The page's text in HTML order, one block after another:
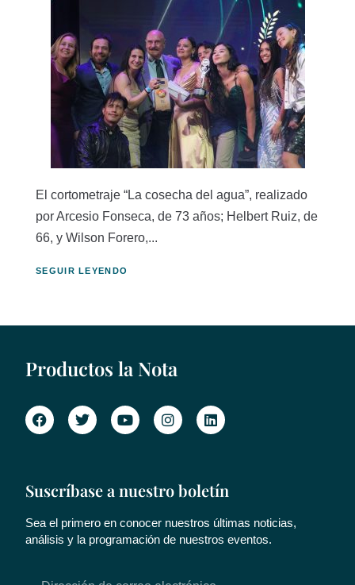
El cortometraje “La cosecha del agua”, realizado
por Arcesio Fonseca, de 73 años; Helbert Ruiz, de
66, y Wilson Forero,...
SEGUIR LEYENDO
Productos la Nota
Suscríbase a nuestro boletín
Sea el primero en conocer nuestros últimas noticias,
análisis y la programación de nuestros eventos.